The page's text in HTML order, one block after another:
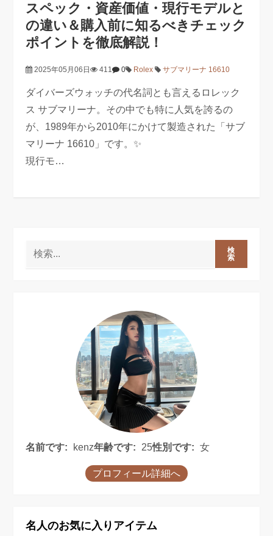
スペック・資産価値・現行モデルと
の違い＆購入前に知るべきチェック
ポイントを徹底解説！
2025年05月06日 411 0 Rolex サブマリーナ 16610
ダイバーズウォッチの代名詞とも言えるロレック
ス サブマリーナ。その中でも特に人気を誇るの
が、1989年から2010年にかけて製造された「サブ
マリーナ 16610」です。✨
現行モ…
検
索
名前です: kenz年齢です: 25性別です: 女
プロフィール詳細へ
名人のお気に入りアイテム